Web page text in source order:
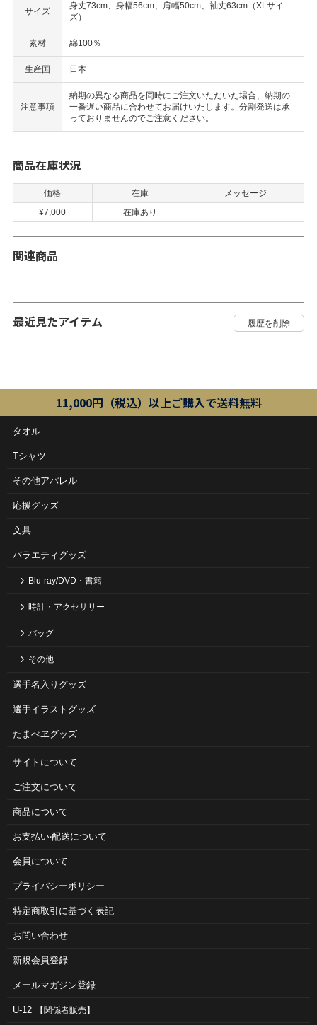
サイズ
身丈73cm、身幅56cm、肩幅50cm、袖丈63cm（XLサイ
ズ）
素材 綿100％
生産国 日本
注意事項
納期の異なる商品を同時にご注文いただいた場合、納期の
一番遅い商品に合わせてお届けいたします。分割発送は承
っておりませんのでご注意ください。
商品在庫状況
価格 在庫
メッセージ
¥7,000
在庫あり
関連商品
最近見たアイテム
11,000円（税込）以上ご購入で送料無料
タオル
Tシャツ
その他アパレル
応援グッズ
文具
バラエティグッズ
Blu-ray/DVD・書籍
時計・アクセサリー
バッグ
その他
選手名入りグッズ
選手イラストグッズ
たまべヱグッズ
サイトについて
ご注⽂について
商品について
お⽀払い‧配送について
会員について
プライバシーポリシー
特定商取引に基づく表記
お問い合わせ
新規会員登録
メールマガジン登録
U-12 【関係者販売】